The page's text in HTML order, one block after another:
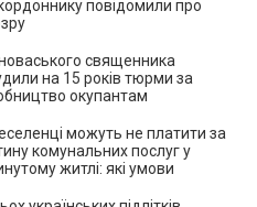
повідомили про
священника
на 15 років тюрми за
окупантам
можуть не платити за
комунальних послуг у
житлі: які умови